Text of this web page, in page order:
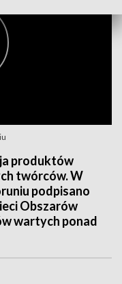
produktów
twórców. W
podpisano
Obszarów
wartych ponad